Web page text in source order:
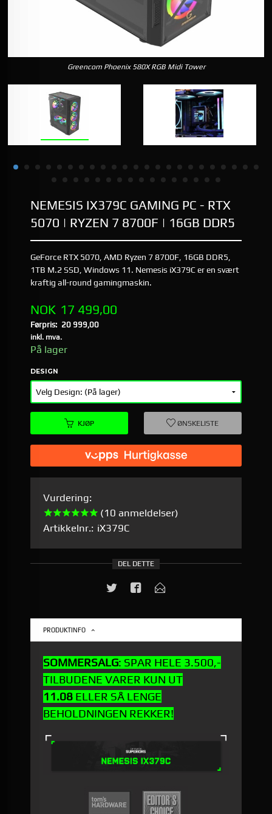
Greencom Phoenix 580X RGB Midi Tower
NEMESIS IX379C GAMING PC - RTX
5070 | RYZEN 7 8700F | 16GB DDR5
GeForce RTX 5070, AMD Ryzen 7 8700F, 16GB DDR5,
1TB M.2 SSD, Windows 11. Nemesis iX379C er en svært
kraftig all-round gamingmaskin.
Tilbud
NOK 17 499,00
Førpris: 20 999,00
Rabatt
inkl. mva.
På lager
DESIGN
KJØP ØNSKELISTE
Vurdering:
(10 anmeldelser)
Artikkelnr.: iX379C
DEL DETTE
PRODUKTINFO
SOMMERSALG: SPAR HELE 3.500,-
TILBUDENE VARER KUN UT
11.08 ELLER SÅ LENGE
BEHOLDNINGEN REKKER!